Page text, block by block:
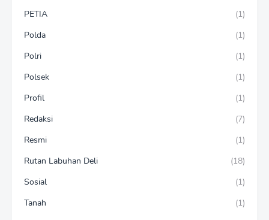
PETIA
(1)
Polda
(1)
Polri
(1)
Polsek
(1)
Profil
(1)
Redaksi
(7)
Resmi
(1)
Rutan Labuhan Deli
(18)
Sosial
(1)
Tanah
(1)